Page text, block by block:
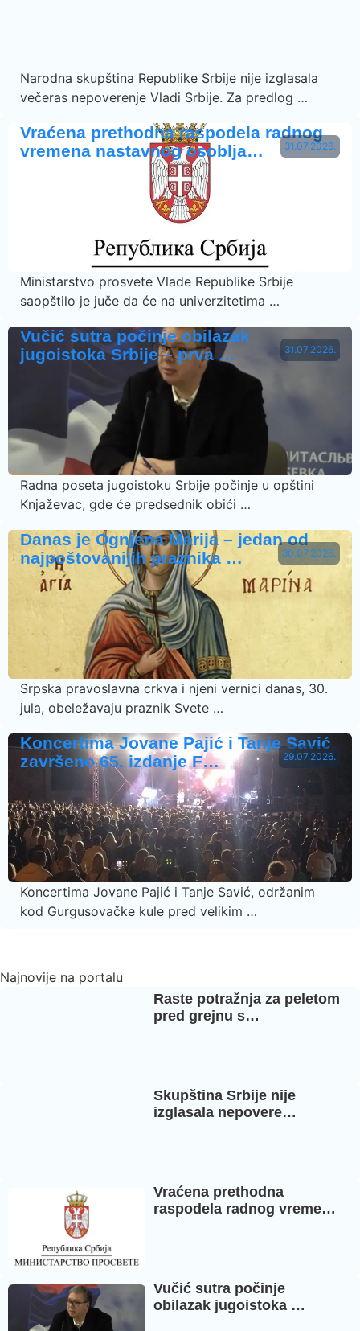
Narodna skupština Republike Srbije nije izglasala
večeras nepoverenje Vladi Srbije. Za predlog …
31.07.2026.
Vraćena prethodna raspodela radnog
vremena nastavnog osoblja…
Ministarstvo prosvete Vlade Republike Srbije
saopštilo je juče da će na univerzitetima …
31.07.2026.
Vučić sutra počinje obilazak
jugoistoka Srbije – prva …
Radna poseta jugoistoku Srbije počinje u opštini
Knjaževac, gde će predsednik obići …
30.07.2026.
Danas je Ognjena Marija – jedan od
najpoštovanijih praznika …
Srpska pravoslavna crkva i njeni vernici danas, 30.
jula, obeležavaju praznik Svete …
29.07.2026.
Koncertima Jovane Pajić i Tanje Savić
završeno 65. izdanje F…
Koncertima Jovane Pajić i Tanje Savić, održanim
kod Gurgusovačke kule pred velikim …
Najnovije na portalu
Raste potražnja za peletom
pred grejnu s…
Skupština Srbije nije
izglasala nepovere…
Vraćena prethodna
raspodela radnog vreme…
Vučić sutra počinje
obilazak jugoistoka …